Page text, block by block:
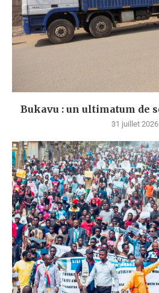
Bukavu : un ultimatum de
31 juillet 2026